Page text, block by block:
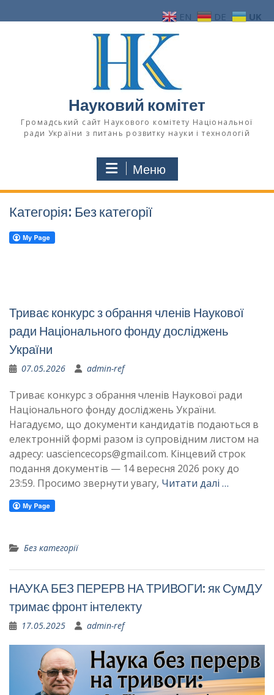
до
Науковий комітет
Громадський сайт Наукового комітету Національної
ради України з питань розвитку науки і технологій
Меню
Категорія: Без категорії
Триває конкурс з обрання членів Наукової
ради Національного фонду досліджень
України
07.05.2026 admin-ref
Триває конкурс з обрання членів Наукової ради
Національного фонду досліджень України.
Нагадуємо, що документи кандидатів подаються в
електронній формі разом із супровідним листом на
адресу: uasciencecops@gmail.com. Кінцевий строк
подання документів — 14 вересня 2026 року до
23:59. Просимо звернути увагу, Читати далі …
Без категорії
НАУКА БЕЗ ПЕРЕРВ НА ТРИВОГИ: як СумДУ
тримає фронт інтелекту
17.05.2025 admin-ref
EN DE UK